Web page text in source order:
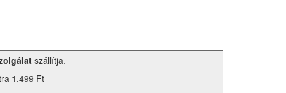
szállítja.
1.499 Ft